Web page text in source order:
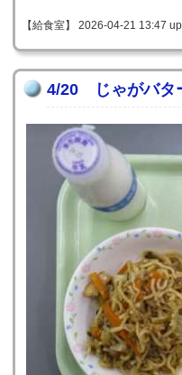
【給食室】 2026-04-21 13:47
4/20 じゃがバタ